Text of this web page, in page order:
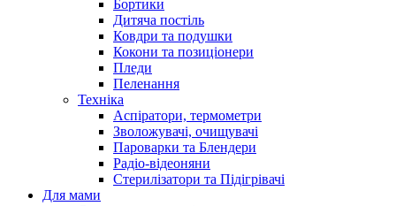
Бортики
Дитяча постіль
Ковдри та подушки
Кокони та позиціонери
Пледи
Пеленання
Техніка
Аспіратори, термометри
Зволожувачі, очищувачі
Пароварки та Блендери
Радіо-відеоняни
Стерилізатори та Підігрівачі
Для мами